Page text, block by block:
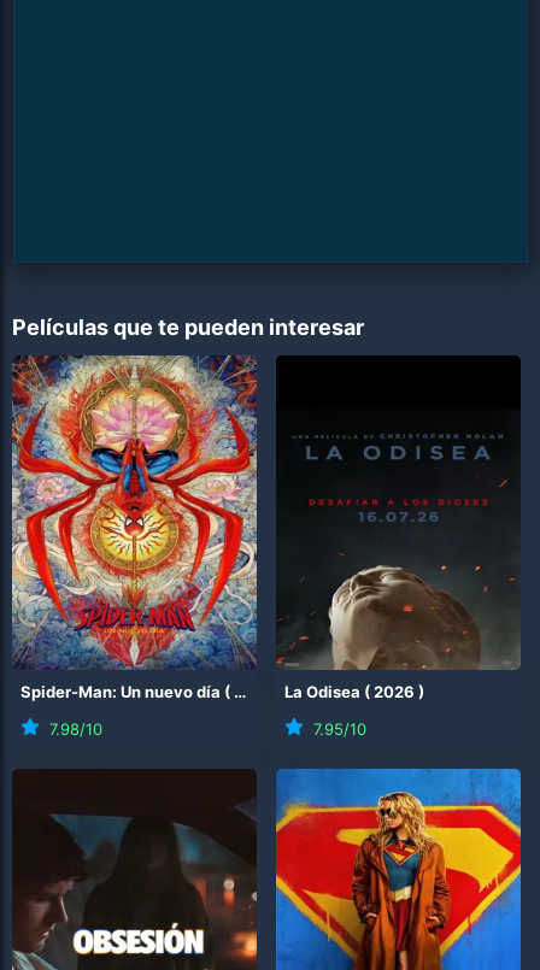
Películas que te pueden interesar
Spider-Man: Un nuevo día ( 2026
7.98/10
La Odisea (2026 )
7.95/10